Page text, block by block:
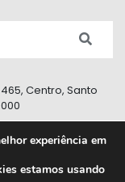
Centro, Santo
experiência em
estamos usando